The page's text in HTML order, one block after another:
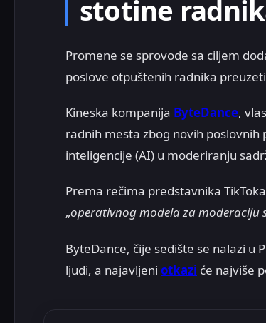
stotine
Promene se sprovode sa ciljem
poslove otpuštenih radnika
Kineska kompanija ByteDance,
radnih mesta zbog novih
inteligencije (AI) u moderiranju
Prema rečima predstavnika
„operativnog modela za moderaciju
ByteDance, čije sedište se nalazi u
ljudi, a najavljeni otkazi će najviše